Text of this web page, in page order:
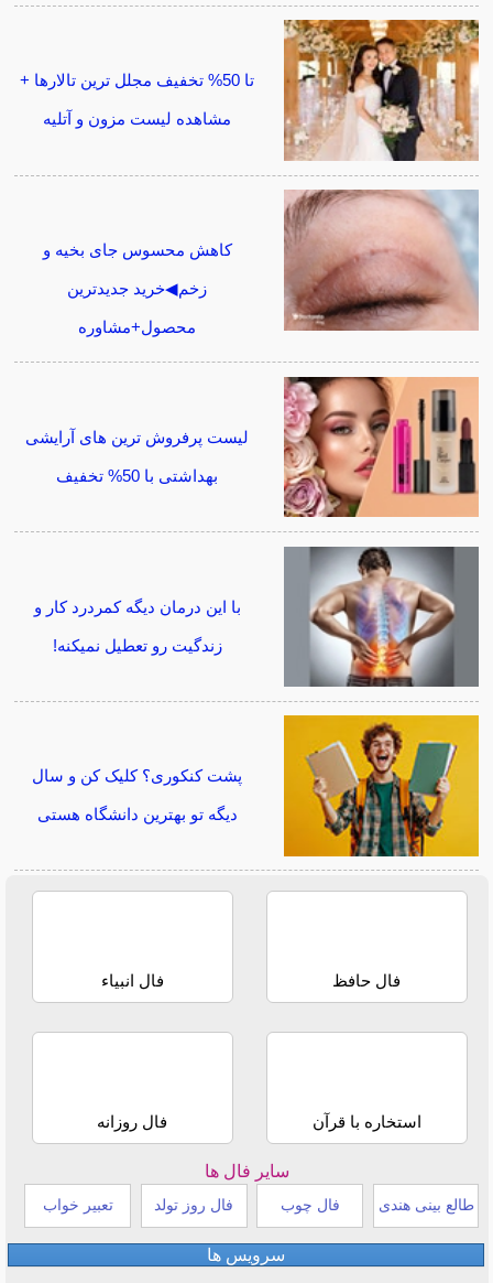
تا 50% تخفیف مجلل ترین تالارها +
مشاهده لیست مزون و آتلیه
کاهش محسوس جای بخیه و
زخم◀خرید جدیدترین
محصول+مشاوره
لیست پرفروش ترین های آرایشی
بهداشتی با 50% تخفیف
با این درمان دیگه کمردرد کار و
زندگیت رو تعطیل نمیکنه!
پشت کنکوری؟ کلیک کن و سال
دیگه تو بهترین دانشگاه هستی
فال حافظ فال انبیاء
استخاره با قرآن فال روزانه
سایر فال ها
طالع بینی هندی فال چوب فال روز تولد تعبیر خواب
سرویس ها